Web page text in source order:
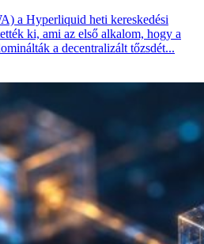
a Hyperliquid heti kereskedési
ki, ami az első alkalom, hogy a
a decentralizált tőzsdét...